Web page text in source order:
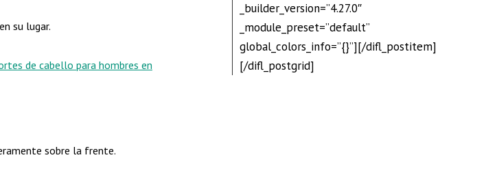
su lugar.
de cabello para hombres en
sobre la frente.
_builder_version=”4.27.0″
_module_preset=”default”
global_colors_info=”{}”][/difl_postitem]
[/difl_postgrid]